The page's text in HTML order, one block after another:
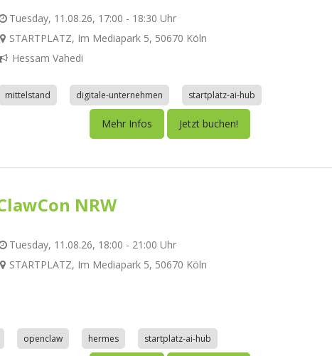
Tuesday, 11.08.26, 17:00 - 18:30 Uhr
STARTPLATZ, Im Mediapark 5, 50670 Köln
Hessam Vahedi
mittelstand digitale-unternehmen startplatz-ai-hub
Mehr Infos Jetzt buchen!
NRW
Tuesday, 11.08.26, 18:00 - 21:00 Uhr
STARTPLATZ, Im Mediapark 5, 50670 Köln
openclaw hermes startplatz-ai-hub